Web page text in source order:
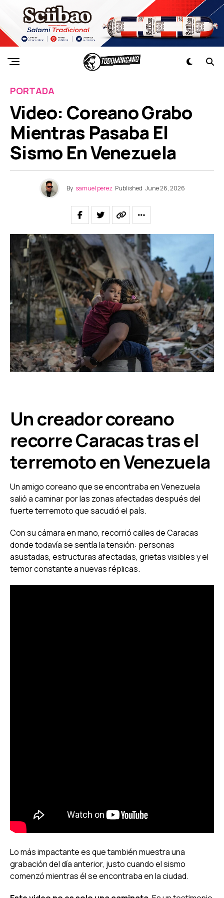
PORTADA
Video: Coreano Grabo
Mientras Pasaba El
Sismo En Venezuela
By samuel perez Published June 26, 2026
Un creador coreano
recorre Caracas tras el
terremoto en Venezuela
Un amigo coreano que se encontraba en Venezuela
salió a caminar por las zonas afectadas después del
fuerte terremoto que sacudió el país.
Con su cámara en mano, recorrió calles de Caracas
donde todavía se sentía la tensión: personas
asustadas, estructuras afectadas, grietas visibles y el
temor constante a nuevas réplicas.
Lo más impactante es que también muestra una
grabación del día anterior, justo cuando el sismo
comenzó mientras él se encontraba en la ciudad.